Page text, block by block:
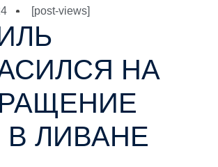
[post-views]
НА
В ЛИВАНЕ